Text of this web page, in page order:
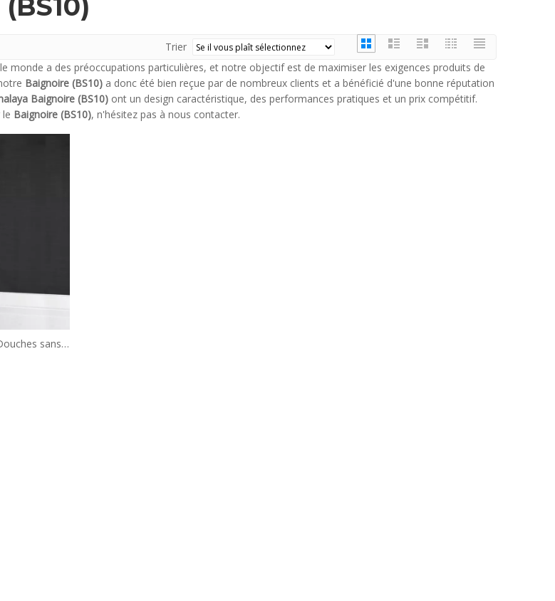
Trier
monde a des préoccupations particulières, et notre objectif est de maximiser les exigences produits de
Baignoire (BS10) a donc été bien reçue par de nombreux clients et a bénéficié d'une bonne réputation
Baignoire (BS10) ont un design caractéristique, des performances pratiques et un prix compétitif.
Baignoire (BS10), n'hésitez pas à nous contacter.
sans